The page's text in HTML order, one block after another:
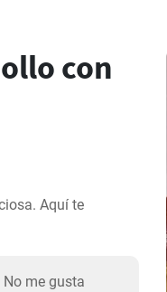
con
Aquí te
No me gusta